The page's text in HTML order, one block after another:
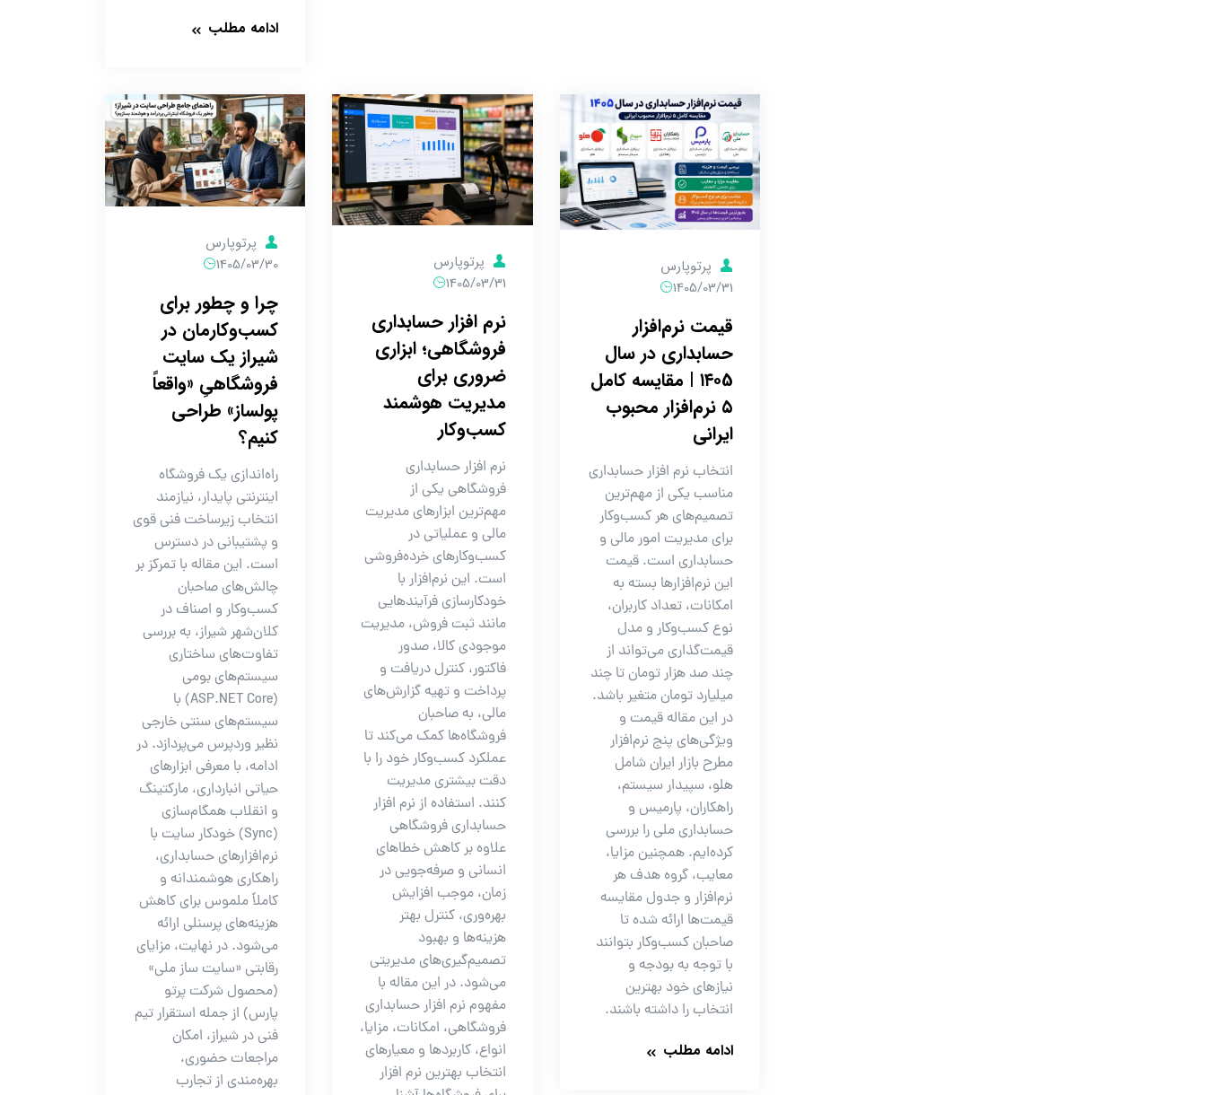
ادامه مطلب
پرتوپارس
1405/03/31
قیمت نرم‌افزار
حسابداری در سال
۱۴۰5 | مقایسه کامل
۵ نرم‌افزار محبوب
ایرانی
انتخاب نرم افزار حسابداری
مناسب یکی از مهم‌ترین
تصمیم‌های هر کسب‌وکار
برای مدیریت امور مالی و
حسابداری است. قیمت
این نرم‌افزارها بسته به
امکانات، تعداد کاربران،
نوع کسب‌وکار و مدل
قیمت‌گذاری می‌تواند از
چند صد هزار تومان تا چند
میلیارد تومان متغیر باشد.
در این مقاله قیمت و
ویژگی‌های پنج نرم‌افزار
مطرح بازار ایران شامل
هلو، سپیدار سیستم،
راهکاران، پارمیس و
حسابداری ملی را بررسی
کرده‌ایم. همچنین مزایا،
معایب، گروه هدف هر
نرم‌افزار و جدول مقایسه
قیمت‌ها ارائه شده تا
صاحبان کسب‌وکار بتوانند
با توجه به بودجه و
نیازهای خود بهترین
انتخاب را داشته باشند.
ادامه مطلب
پرتوپارس
1405/03/31
نرم افزار حسابداری
فروشگاهی؛ ابزاری
ضروری برای
مدیریت هوشمند
کسب‌وکار
نرم افزار حسابداری
فروشگاهی یکی از
مهم‌ترین ابزارهای مدیریت
مالی و عملیاتی در
کسب‌وکارهای خرده‌فروشی
است. این نرم‌افزار با
خودکارسازی فرآیندهایی
مانند ثبت فروش، مدیریت
موجودی کالا، صدور
فاکتور، کنترل دریافت و
پرداخت و تهیه گزارش‌های
مالی، به صاحبان
فروشگاه‌ها کمک می‌کند تا
عملکرد کسب‌وکار خود را با
دقت بیشتری مدیریت
کنند. استفاده از نرم افزار
حسابداری فروشگاهی
علاوه بر کاهش خطاهای
انسانی و صرفه‌جویی در
زمان، موجب افزایش
بهره‌وری، کنترل بهتر
هزینه‌ها و بهبود
تصمیم‌گیری‌های مدیریتی
می‌شود. در این مقاله با
مفهوم نرم افزار حسابداری
فروشگاهی، امکانات، مزایا،
انواع، کاربردها و معیارهای
انتخاب بهترین نرم افزار
پرتوپارس
1405/03/30
چرا و چطور برای
کسب‌وکارمان در
شیراز یک سایت
فروشگاهیِ «واقعاً
پولساز» طراحی
کنیم؟
راه‌اندازی یک فروشگاه
اینترنتی پایدار، نیازمند
انتخاب زیرساخت فنی قوی
و پشتیبانی در دسترس
است. این مقاله با تمرکز بر
چالش‌های صاحبان
کسب‌وکار و اصناف در
کلان‌شهر شیراز، به بررسی
تفاوت‌های ساختاری
سیستم‌های بومی
(ASP.NET Core) با
سیستم‌های سنتی خارجی
نظیر وردپرس می‌پردازد. در
ادامه، با معرفی ابزارهای
حیاتی انبارداری، مارکتینگ
و انقلاب همگام‌سازی
(Sync) خودکار سایت با
نرم‌افزارهای حسابداری،
راهکاری هوشمندانه و
کاملاً ملموس برای کاهش
هزینه‌های پرسنلی ارائه
می‌شود. در نهایت، مزایای
رقابتی «سایت ساز ملی»
(محصول شرکت پرتو
پارس) از جمله استقرار تیم
فنی در شیراز، امکان
مراجعات حضوری،
بهره‌مندی از تجارب